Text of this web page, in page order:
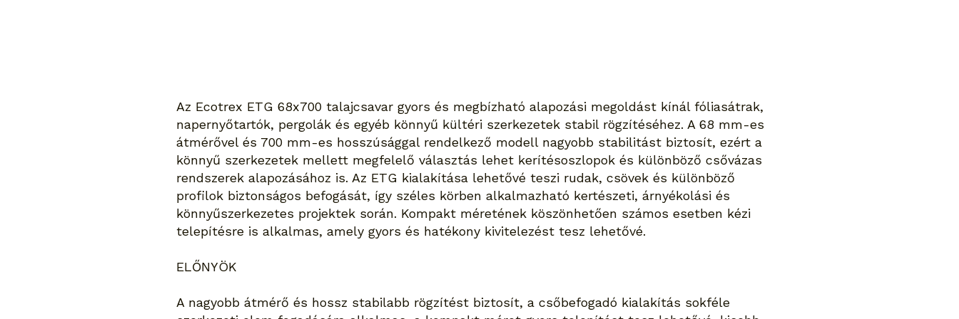
Az Ecotrex ETG 68x700 talajcsavar gyors és megbízható alapozási megoldást kínál fóliasátrak,
napernyőtartók, pergolák és egyéb könnyű kültéri szerkezetek stabil rögzítéséhez. A 68 mm-es
átmérővel és 700 mm-es hosszúsággal rendelkező modell nagyobb stabilitást biztosít, ezért a
könnyű szerkezetek mellett megfelelő választás lehet kerítésoszlopok és különböző csővázas
rendszerek alapozásához is. Az ETG kialakítása lehetővé teszi rudak, csövek és különböző
profilok biztonságos befogását, így széles körben alkalmazható kertészeti, árnyékolási és
könnyűszerkezetes projektek során. Kompakt méretének köszönhetően számos esetben kézi
telepítésre is alkalmas, amely gyors és hatékony kivitelezést tesz lehetővé.
ELŐNYÖK
A nagyobb átmérő és hossz stabilabb rögzítést biztosít, a csőbefogadó kialakítás sokféle